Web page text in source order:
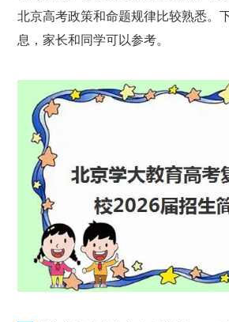
北京高考政策和命题规律比较熟悉。
息，家长和同学可以参考。